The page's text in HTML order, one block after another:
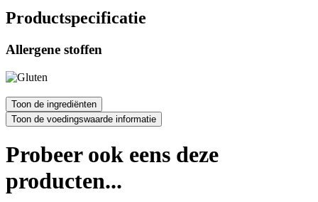
Productspecificatie
Allergene stoffen
Probeer ook eens deze
producten...